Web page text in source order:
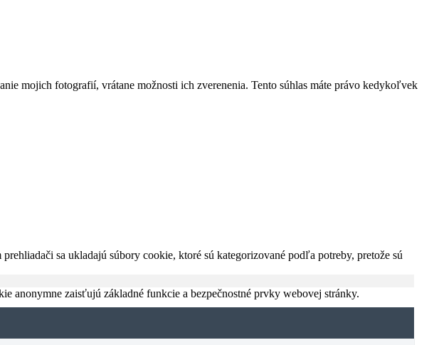
mojich fotografií, vrátane možnosti ich zverenenia. Tento súhlas máte právo kedykoľvek
sa ukladajú súbory cookie, ktoré sú kategorizované podľa potreby, pretože sú
anonymne zaisťujú základné funkcie a bezpečnostné prvky webovej stránky.